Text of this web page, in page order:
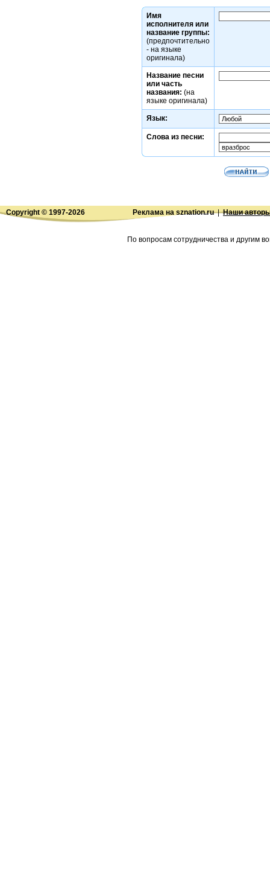
Имя
исполнителя или
название группы:
(предпочтительно
- на языке
оригинала)
Название песни
или часть
названия: (на
языке оригинала)
Язык:
Слова из песни:
Copyright © 1997-2026 Реклама на sznation.ru|Наши
По вопросам сотрудничества и другим